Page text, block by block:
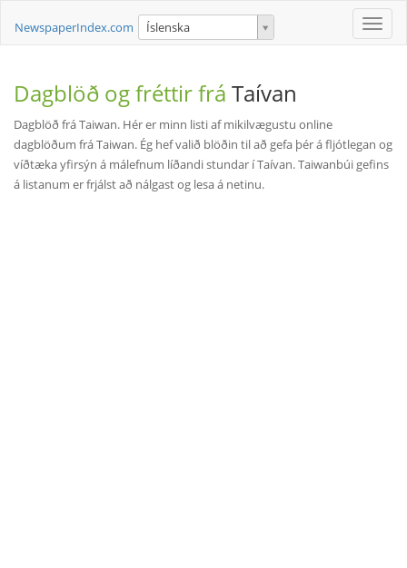
Toggle
NewspaperIndex.com Íslenska
Dagblöð og fréttir frá Taívan
Dagblöð frá Taiwan. Hér er minn listi af mikilvægustu online
dagblöðum frá Taiwan. Ég hef valið blöðin til að gefa þér á fljótlegan og
víðtæka yfirsýn á málefnum líðandi stundar í Taívan. Taiwanbúi gefins
á listanum er frjálst að nálgast og lesa á netinu.